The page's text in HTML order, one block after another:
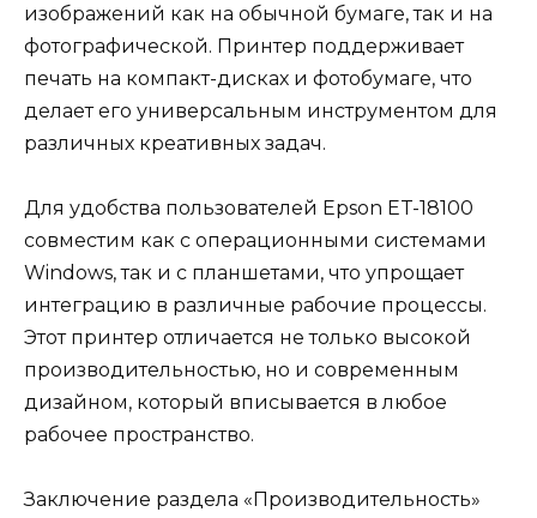
изображений как на обычной бумаге, так и на
фотографической. Принтер поддерживает
печать на компакт-дисках и фотобумаге, что
делает его универсальным инструментом для
различных креативных задач.
Для удобства пользователей Epson ET-18100
совместим как с операционными системами
Windows, так и с планшетами, что упрощает
интеграцию в различные рабочие процессы.
Этот принтер отличается не только высокой
производительностью, но и современным
дизайном, который вписывается в любое
рабочее пространство.
Заключение раздела «Производительность»